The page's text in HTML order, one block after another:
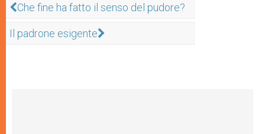
Che fine ha fatto il senso del pudore?
Il padrone esigente